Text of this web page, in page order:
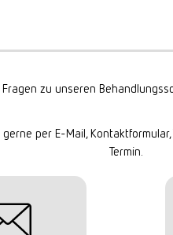
zu unseren
per E-Mail,
Termin.